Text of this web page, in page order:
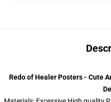
Redo of Healer Posters - Cute